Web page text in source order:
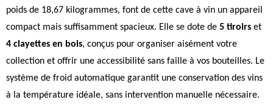
poids de 18,67 kilogrammes, font de cette cave à vin un appareil
compact mais suffisamment spacieux. Elle se dote de 5 tiroirs et
4 clayettes en bois, conçus pour organiser aisément votre
collection et offrir une accessibilité sans faille à vos bouteilles. Le
système de froid automatique garantit une conservation des vins
à la température idéale, sans intervention manuelle nécessaire.